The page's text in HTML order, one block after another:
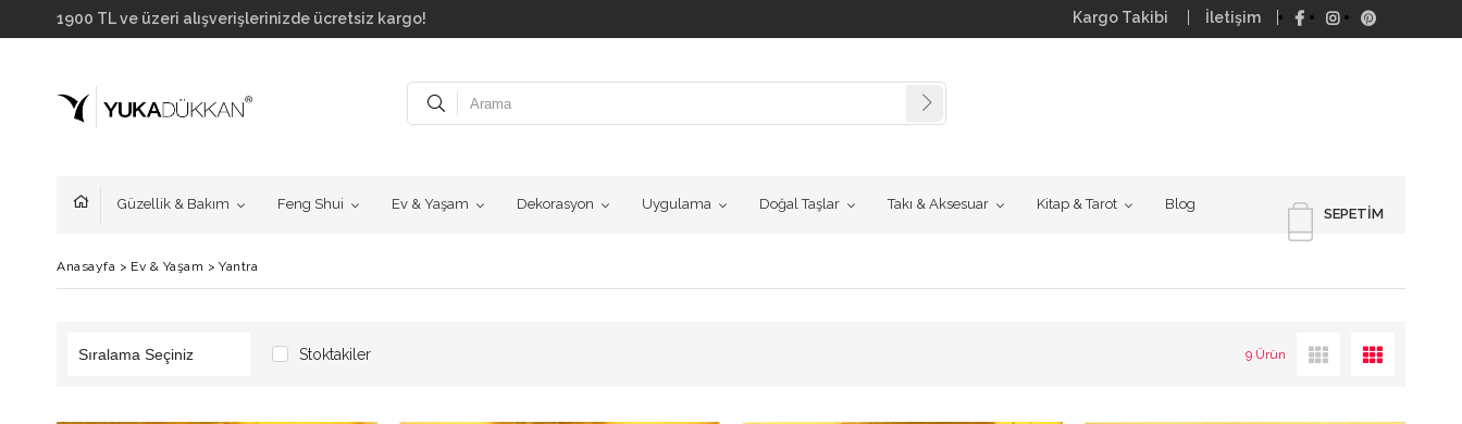
1900 TL ve üzeri alışverişlerinizde ücretsiz kargo! Kargo Takibi İletişim
SEPETIM
Güzellik & Bakım Feng Shui Ev & Yaşam Dekorasyon Uygulama Doğal Taşlar Takı & Aksesuar Kitap & Tarot Blog
Anasayfa > Ev & Yaşam > Yantra
Stoktakiler 9 Ürün